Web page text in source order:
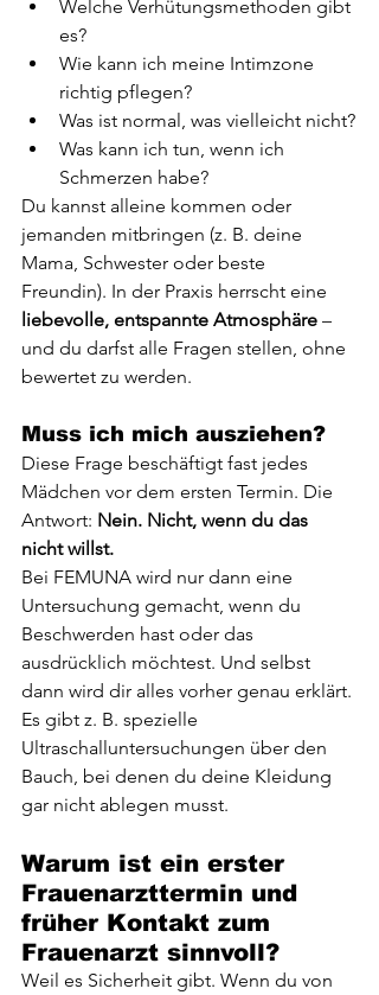
Welche Verhütungsmethoden gibt
es?
Wie kann ich meine Intimzone
richtig pflegen?
Was ist normal, was vielleicht nicht?
Was kann ich tun, wenn ich
Schmerzen habe?
Du kannst alleine kommen oder
jemanden mitbringen (z. B. deine
Mama, Schwester oder beste
Freundin). In der Praxis herrscht eine
liebevolle, entspannte Atmosphäre –
und du darfst alle Fragen stellen, ohne
bewertet zu werden.
Muss ich mich ausziehen?
Diese Frage beschäftigt fast jedes
Mädchen vor dem ersten Termin. Die
Antwort: Nein. Nicht, wenn du das
nicht willst.
Bei FEMUNA wird nur dann eine
Untersuchung gemacht, wenn du
Beschwerden hast oder das
ausdrücklich möchtest. Und selbst
dann wird dir alles vorher genau erklärt.
Es gibt z. B. spezielle
Ultraschalluntersuchungen über den
Bauch, bei denen du deine Kleidung
gar nicht ablegen musst.
Warum ist ein erster
Frauenarzttermin und
früher Kontakt zum
Frauenarzt sinnvoll?
Weil es Sicherheit gibt. Wenn du von